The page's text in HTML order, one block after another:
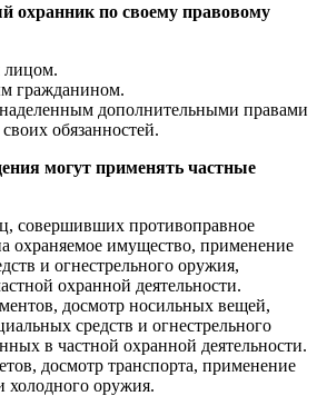
охранник по своему правовому
гражданином.
дополнительными правами
обязанностей.
могут применять частные
совершивших противоправное
охраняемое имущество, применение
и огнестрельного оружия,
охранной деятельности.
досмотр носильных вещей,
средств и огнестрельного
в частной охранной деятельности.
досмотр транспорта, применение
холодного оружия.